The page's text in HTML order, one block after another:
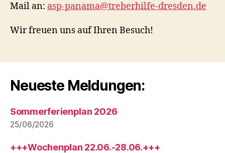
Mail an: asp-panama@treberhilfe-dresden.de
Wir freuen uns auf Ihren Besuch!
Neueste Meldungen:
Sommerferienplan 2026
25/06/2026
+++Wochenplan 22.06.-28.06.+++